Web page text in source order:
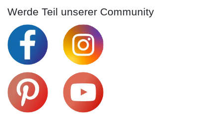
Werde Teil unserer Community